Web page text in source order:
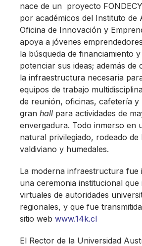
nace de un proyecto
por académicos del Instituto de
Oficina de Innovación y
apoya a jóvenes
la búsqueda de financiamiento
potenciar sus ideas; además
la infraestructura necesaria
equipos de trabajo
de reunión, oficinas, cafetería y
gran hall para actividades de
envergadura. Todo inmerso en
natural privilegiado, rodeado de
valdiviano y humedales.
La moderna infraestructura fue
una ceremonia institucional
virtuales de autoridades
regionales, y que fue
sitio web www.14k.cl
El Rector de la Universidad